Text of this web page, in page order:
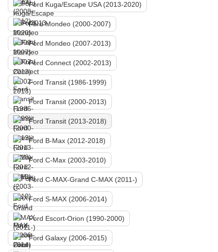
Ford Kuga/Escape USA (2013-2020)
Ford Mondeo (2000-2007)
Ford Mondeo (2007-2013)
Ford Connect (2002-2013)
Ford Transit (1986-1999)
Ford Transit (2000-2013)
Ford Transit (2013-2018)
Ford B-Max (2012-2018)
Ford C-Max (2003-2010)
Ford C-MAX-Grand C-MAX (2011-)
Ford S-MAX (2006-2014)
Ford Escort-Orion (1990-2000)
Ford Galaxy (2006-2015)